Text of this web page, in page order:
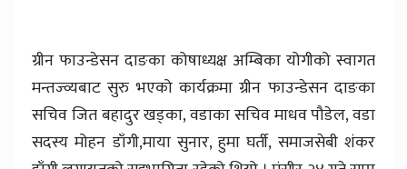
ग्रीन फाउन्डेसन दाङका कोषाध्यक्ष अम्बिका योगीको स्वागत
मन्तज्व्यबाट सुरु भएको कार्यक्रमा ग्रीन फाउन्डेसन दाङका
सचिव जित बहादुर खड्का, वडाका सचिव माधव पौडेल, वडा
सदस्य मोहन डाँगी,माया सुनार, हुमा घर्ती, समाजसेबी शंकर